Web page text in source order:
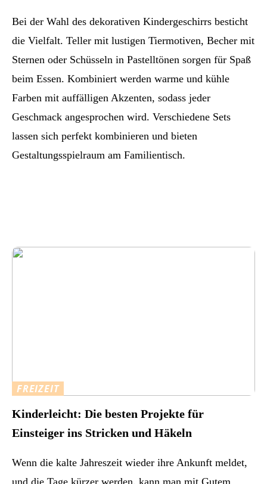
Bei der Wahl des dekorativen Kindergeschirrs besticht
die Vielfalt. Teller mit lustigen Tiermotiven, Becher mit
Sternen oder Schüsseln in Pastelltönen sorgen für Spaß
beim Essen. Kombiniert werden warme und kühle
Farben mit auffälligen Akzenten, sodass jeder
Geschmack angesprochen wird. Verschiedene Sets
lassen sich perfekt kombinieren und bieten
Gestaltungsspielraum am Familientisch.
FREIZEIT
Kinderleicht: Die besten Projekte für
Einsteiger ins Stricken und Häkeln
Wenn die kalte Jahreszeit wieder ihre Ankunft meldet,
und die Tage kürzer werden, kann man mit Gutem